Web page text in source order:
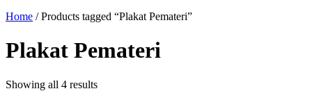
Home / Products tagged “Plakat Pemateri”
Plakat Pemateri
Showing all 4 results